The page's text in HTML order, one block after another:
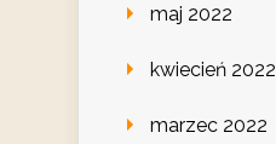
maj 2022
kwiecień 2022
marzec 2022